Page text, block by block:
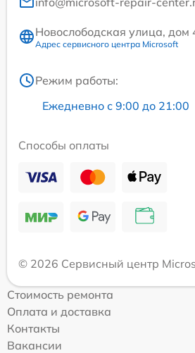
Новослободская улица, дом
Адрес сервисного центра Microsoft
Режим работы:
Ежедневно с 9:00 до 21:00
Способы оплаты
© 2026 Сервисный центр
Стоимость ремонта
Оплата и доставка
Контакты
Вакансии